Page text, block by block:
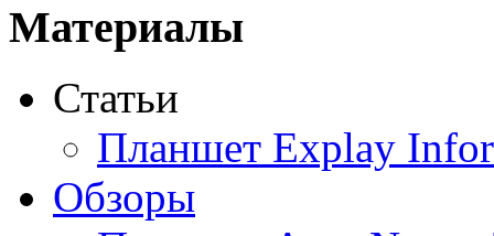
Acme
Ainol(9)
Altinet
Amazon
Материалы
Статьи
Планшет Explay
Обзоры